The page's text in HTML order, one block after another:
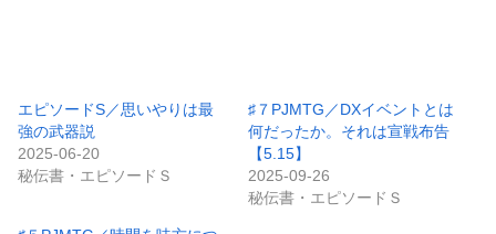
エピソードS／思いやりは最
強の武器説
2025-06-20
秘伝書・エピソードＳ
♯７PJMTG／DXイベントとは
何だったか。それは宣戦布告
【5.15】
2025-09-26
秘伝書・エピソードＳ